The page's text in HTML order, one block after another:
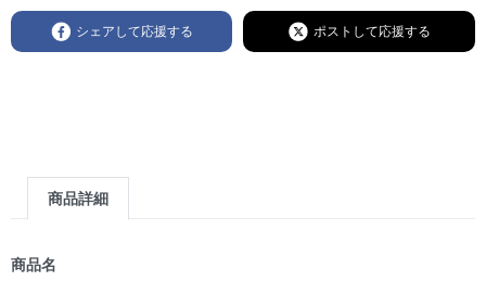
シェアして応援する ポストして応援する
商品詳細
商品名